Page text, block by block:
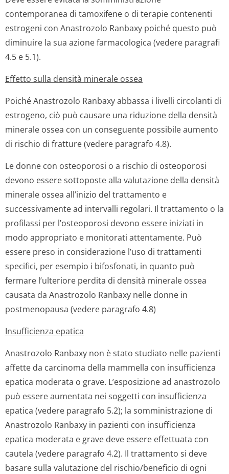
contemporanea di tamoxifene o di terapie contenenti
estrogeni con Anastrozolo Ranbaxy poiché questo può
diminuire la sua azione farmacologica (vedere paragrafi
4.5 e 5.1).
Effetto sulla densità minerale ossea
Poiché Anastrozolo Ranbaxy abbassa i livelli circolanti di
estrogeno, ciò può causare una riduzione della densità
minerale ossea con un conseguente possibile aumento
di rischio di fratture (vedere paragrafo 4.8).
Le donne con osteoporosi o a rischio di osteoporosi
devono essere sottoposte alla valutazione della densità
minerale ossea all’inizio del trattamento e
successivamente ad intervalli regolari. Il trattamento o la
profilassi per l’osteoporosi devono essere iniziati in
modo appropriato e monitorati attentamente. Può
essere preso in considerazione l’uso di trattamenti
specifici, per esempio i bifosfonati, in quanto può
fermare l’ulteriore perdita di densità minerale ossea
causata da Anastrozolo Ranbaxy nelle donne in
postmenopausa (vedere paragrafo 4.8)
Insufficienza epatica
Anastrozolo Ranbaxy non è stato studiato nelle pazienti
affette da carcinoma della mammella con insufficienza
epatica moderata o grave. L’esposizione ad anastrozolo
può essere aumentata nei soggetti con insufficienza
epatica (vedere paragrafo 5.2); la somministrazione di
Anastrozolo Ranbaxy in pazienti con insufficienza
epatica moderata e grave deve essere effettuata con
cautela (vedere paragrafo 4.2). Il trattamento si deve
basare sulla valutazione del rischio/beneficio di ogni